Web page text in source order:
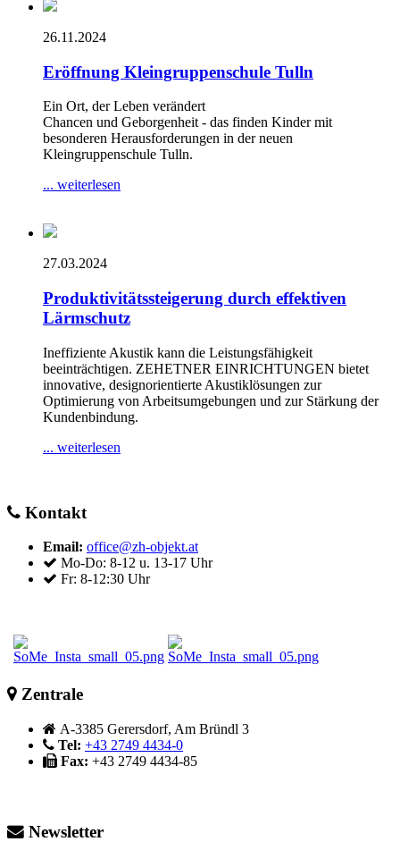
26.11.2024
Eröffnung Kleingruppenschule Tulln
Ein Ort, der Leben verändert
Chancen und Geborgenheit - das finden Kinder mit
besonderen Herausforderungen in der neuen
Kleingruppenschule Tulln.
... weiterlesen
27.03.2024
Produktivitätssteigerung durch effektiven
Lärmschutz
Ineffiziente Akustik kann die Leistungsfähigkeit
beeinträchtigen. ZEHETNER EINRICHTUNGEN bietet
innovative, designorientierte Akustiklösungen zur
Optimierung von Arbeitsumgebungen und zur Stärkung der
Kundenbindung.
... weiterlesen
Kontakt
Email: office@zh-objekt.at
Mo-Do: 8-12 u. 13-17 Uhr
Fr: 8-12:30 Uhr
Zentrale
A-3385 Gerersdorf, Am Bründl 3
Tel: +43 2749 4434-0
Fax: +43 2749 4434-85
Newsletter